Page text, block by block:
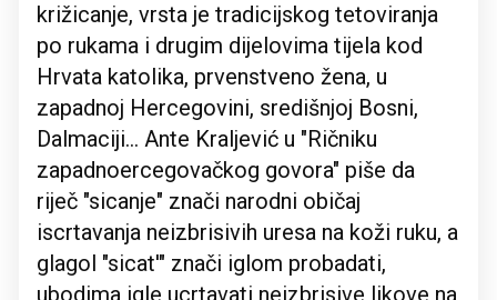
križicanje, vrsta je tradicijskog tetoviranja
po rukama i drugim dijelovima tijela kod
Hrvata katolika, prvenstveno žena, u
zapadnoj Hercegovini, središnjoj Bosni,
Dalmaciji... Ante Kraljević u "Ričniku
zapadnoercegovačkog govora" piše da
riječ "sicanje" znači narodni običaj
iscrtavanja neizbrisivih uresa na koži ruku, a
glagol "sicat'" znači iglom probadati,